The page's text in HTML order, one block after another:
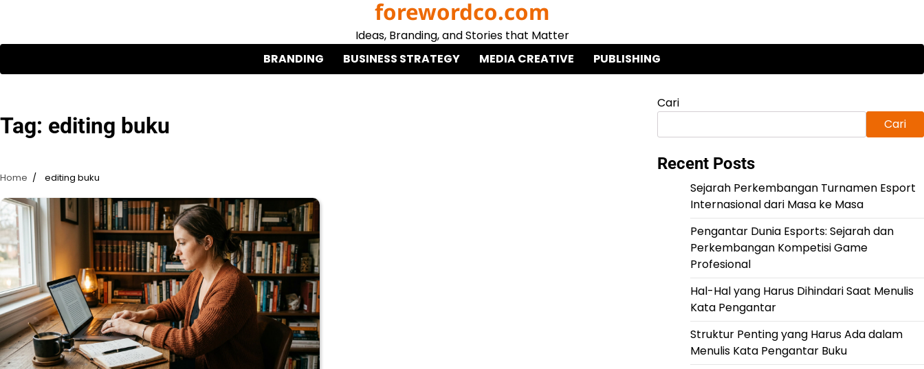
content
forewordco.com
Ideas, Branding, and Stories that Matter
BRANDING
BUSINESS STRATEGY MEDIA CREATIVE PUBLISHING
Tag: editing buku
Home editing buku
Cari
Cari
Recent Posts
Sejarah Perkembangan Turnamen Esport
Internasional dari Masa ke Masa
Pengantar Dunia Esports: Sejarah dan
Perkembangan Kompetisi Game
Profesional
Hal-Hal yang Harus Dihindari Saat Menulis
Kata Pengantar
Struktur Penting yang Harus Ada dalam
Menulis Kata Pengantar Buku